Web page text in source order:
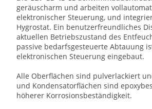
geräuscharm und arbeiten
elektronischer Steuerung, und
Hygrostat. Ein benutzerfreundliches
aktuellen Betriebszustand des
passive bedarfsgesteuerte Abtauung
elektronischen Steuerung eingebaut.
Alle Oberflächen sind pulverlackiert
und Kondensatorflächen sind
höherer Korrosionsbeständigkeit.